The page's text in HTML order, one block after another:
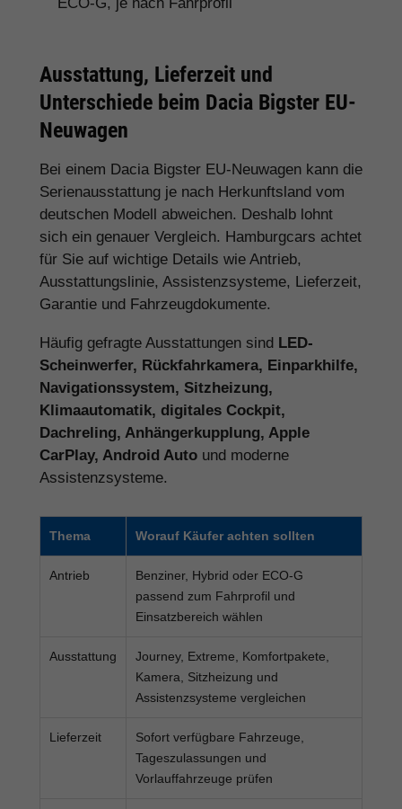
Ausstattung, Lieferzeit und
Unterschiede beim Dacia Bigster EU-
Neuwagen
Bei einem Dacia Bigster EU-Neuwagen kann die
Serienausstattung je nach Herkunftsland vom
deutschen Modell abweichen. Deshalb lohnt
sich ein genauer Vergleich. Hamburgcars achtet
für Sie auf wichtige Details wie Antrieb,
Ausstattungslinie, Assistenzsysteme, Lieferzeit,
Garantie und Fahrzeugdokumente.
Häufig gefragte Ausstattungen sind LED-
Scheinwerfer, Rückfahrkamera, Einparkhilfe,
Navigationssystem, Sitzheizung,
Klimaautomatik, digitales Cockpit,
Dachreling, Anhängerkupplung, Apple
CarPlay, Android Auto und moderne
Assistenzsysteme.
Thema Worauf Käufer achten sollten
Antrieb
Benziner, Hybrid oder ECO-G
passend zum Fahrprofil und
Einsatzbereich wählen
Ausstattung
Journey, Extreme, Komfortpakete,
Kamera, Sitzheizung und
Assistenzsysteme vergleichen
Lieferzeit
Sofort verfügbare Fahrzeuge,
Tageszulassungen und
Vorlauffahrzeuge prüfen